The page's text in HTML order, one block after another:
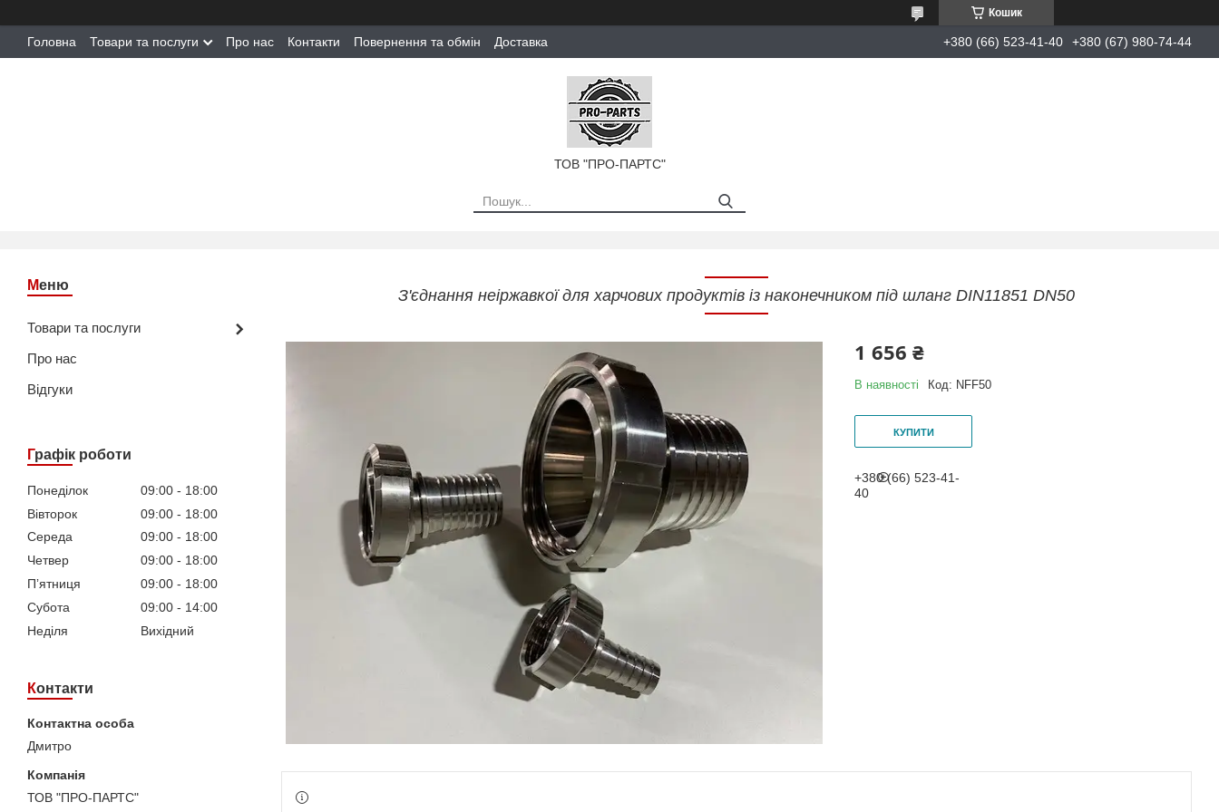
Кошик
Головна Товари та послуги Про нас Контакти Повернення та обмін Доставка +380 (66) 523-41-40 +380 (67) 980-74-44
ТОВ "ПРО-ПАРТС"
Товари та послуги
Про нас
Відгуки
Графік роботи
Понеділок 09:00
18:00
Вівторок
09:00
18:00
Середа
09:00
18:00
Четвер
09:00
18:00
Пʼятниця
09:00
18:00
Субота
09:00
14:00
Неділя
Вихідний
Контакти
Дмитро
ТОВ "ПРО-ПАРТС"
З'єднання неіржавкої для харчових продуктів із наконечником під шланг DIN11851 DN50
1 656 ₴
В наявності Код: NFF50
КУПИТИ
+380 (66) 523-41-
40